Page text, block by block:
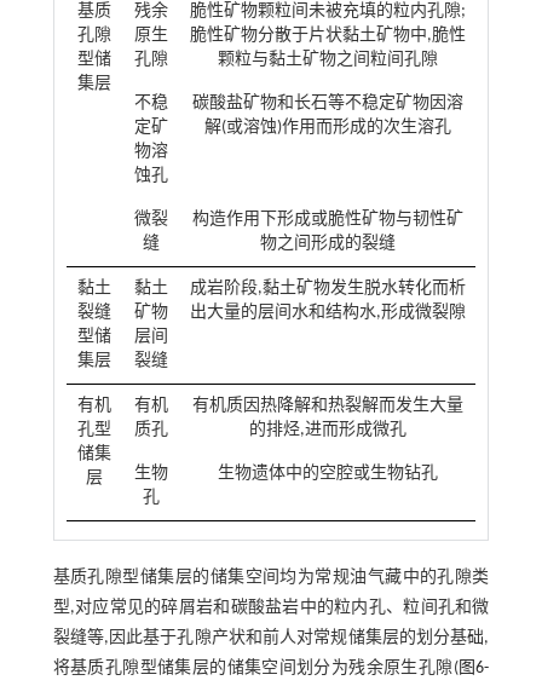
基质
孔隙
型储
集层
残余
原生
孔隙
脆性矿物颗粒间未被充填的粒内孔隙;
脆性矿物分散于片状黏土矿物中,脆性
颗粒与黏土矿物之间粒间孔隙
不稳
定矿
物溶
蚀孔
碳酸盐矿物和长石等不稳定矿物因溶
解(或溶蚀)作用而形成的次生溶孔
微裂
缝
构造作用下形成或脆性矿物与韧性矿
物之间形成的裂缝
黏土
裂缝
型储
集层
黏土
矿物
层间
裂缝
成岩阶段,黏土矿物发生脱水转化而析
出大量的层间水和结构水,形成微裂隙
有机
孔型
储集
层
有机
质孔
有机质因热降解和热裂解而发生大量
的排烃,进而形成微孔
生物
孔
生物遗体中的空腔或生物钻孔
基质孔隙型储集层的储集空间均为常规油气藏中的孔隙类
型,对应常见的碎屑岩和碳酸盐岩中的粒内孔、粒间孔和微
裂缝等,因此基于孔隙产状和前人对常规储集层的划分基础,
将基质孔隙型储集层的储集空间划分为残余原生孔隙(图6-